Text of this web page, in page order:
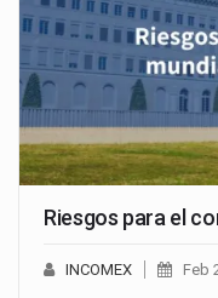
Riesgos para el
INCOMEX Feb